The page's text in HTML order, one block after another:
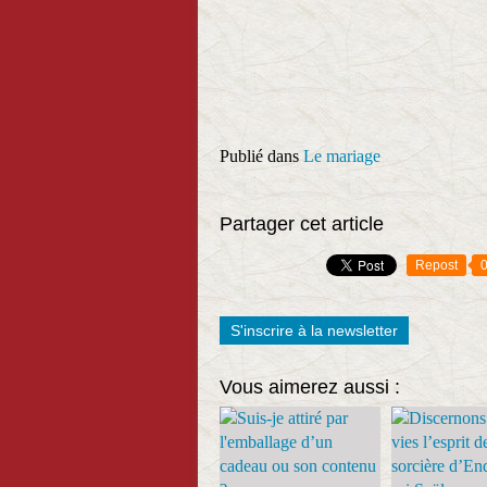
Publié dans Le mariage
Partager cet article
Repost 0
S'inscrire à la newsletter
Vous aimerez aussi :